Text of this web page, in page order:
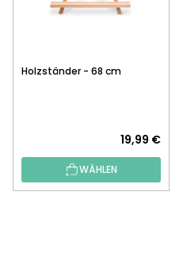
Holzständer - 68 cm
19,99 €
WÄHLEN